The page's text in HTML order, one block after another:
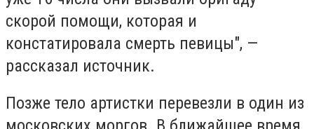
скорой помощи, которая и
констатировала смерть певицы", —
рассказал источник.
Позже тело артистки перевезли в один из